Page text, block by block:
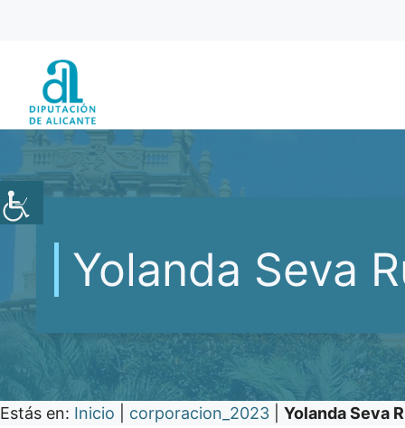
contenido
Yolanda Seva
Estás en: Inicio corporacion_2023 Yolanda Seva